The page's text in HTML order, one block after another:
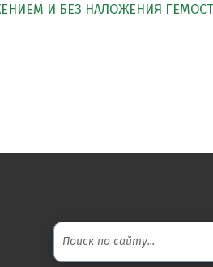
И БЕЗ НАЛОЖЕНИЯ